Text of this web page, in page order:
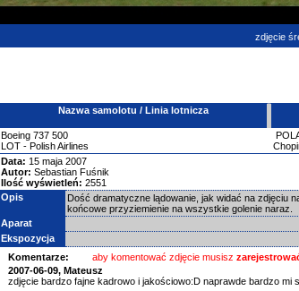
zdjęcie
Nazwa samolotu / Linia lotnicza
Boeing 737 500
LOT - Polish Airlines
Data: 15 maja 2007
Autor: Sebastian Fuśnik
Ilość wyświetleń: 2551
Opis
Dość dramatyczne lądowanie, jak widać na zdjęciu
końcowe przyziemienie na wszystkie golenie naraz.
Aparat
Ekspozycja
Komentarze:
aby komentować zdjęcie musisz
2007-06-09, Mateusz
zdjęcie bardzo fajne kadrowo i jakościowo:D naprawde bardzo mi